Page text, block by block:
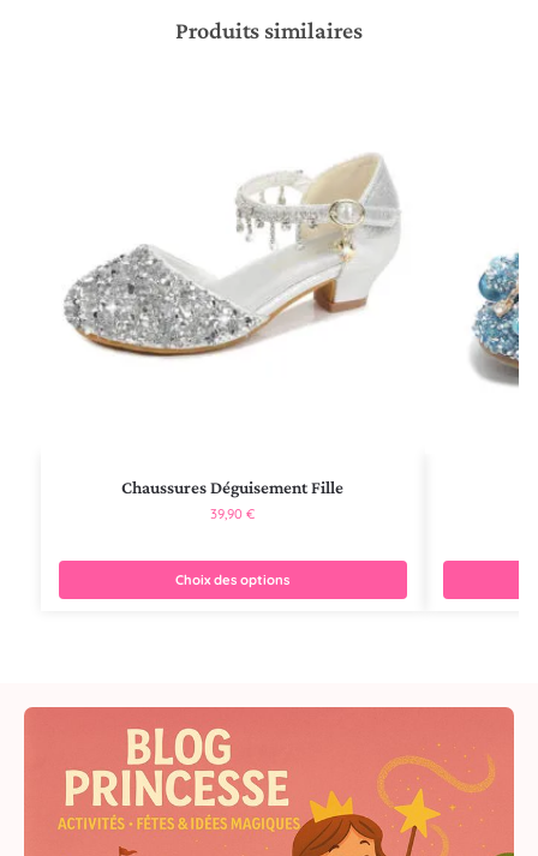
Produits similaires
Chaussures Déguisement Fille
39,90€
Choix des options